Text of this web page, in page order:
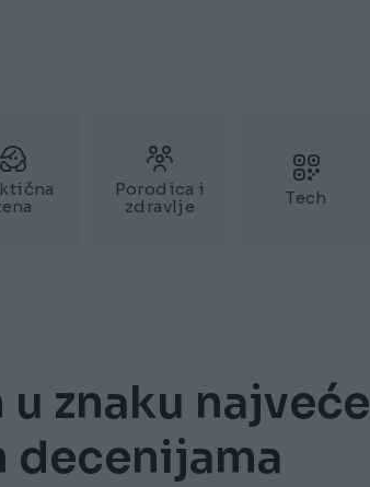
Porodica i
zdravlje
Tech
znaku najveće
decenijama